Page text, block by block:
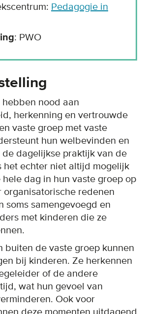
Pedagogie in
: PWO
nood aan
herkenning en vertrouwde
vaste groep met vaste
hun welbevinden en
dagelijkse praktijk van de
het echter niet altijd mogelijk
dag in hun vaste groep op
organisatorische redenen
soms samengevoegd en
met kinderen die ze
buiten de vaste groep kunnen
bij kinderen. Ze herkennen
of de andere
wat hun gevoel van
Ook voor